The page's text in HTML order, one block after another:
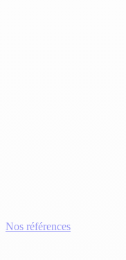
Nos références